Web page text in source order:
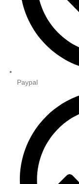
Paypal